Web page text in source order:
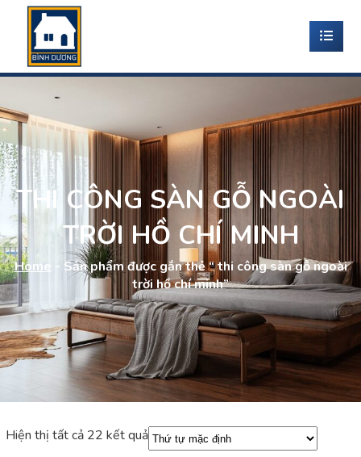
THI CÔNG SÀN GỖ NGOÀI
TRỜI HỒ CHÍ MINH
Home - Sản phẩm được gắn thẻ “ thi công sàn gỗ ngoài
trời hồ chí minh”
Hiện thị tất cả 22 kết quả